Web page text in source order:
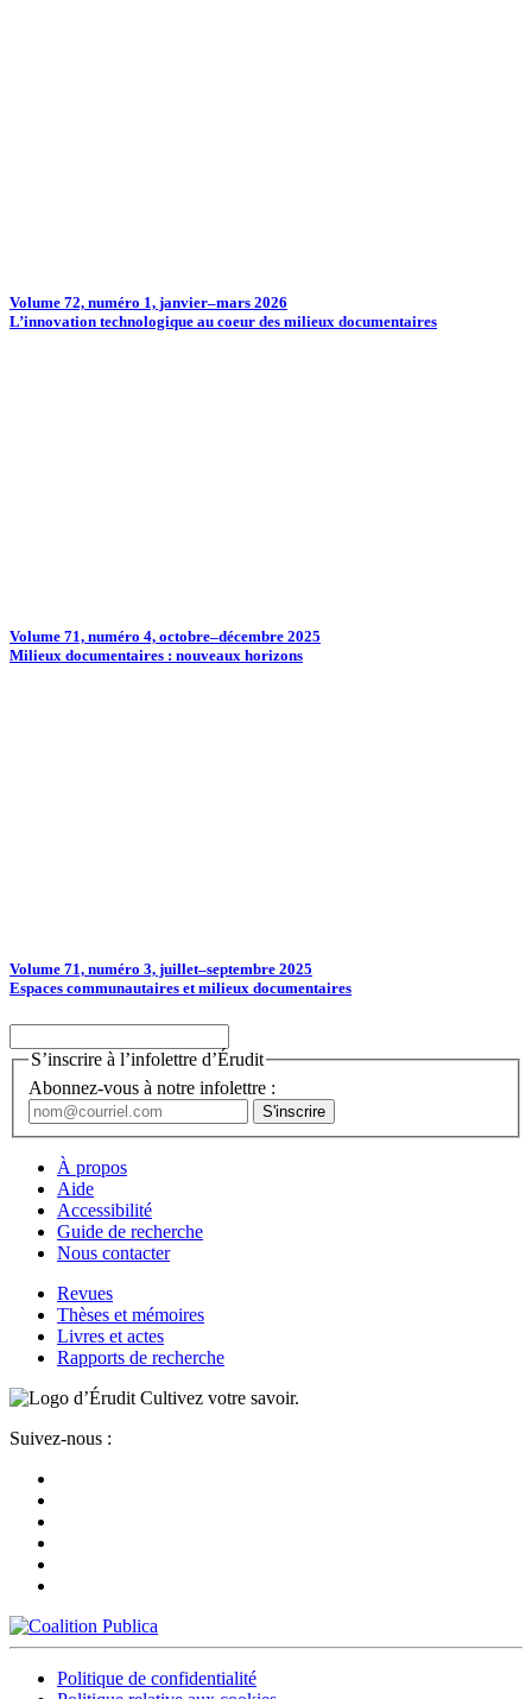
Volume 72, numéro 1, janvier–mars 2026
L’innovation technologique au coeur des milieux documentaires
Volume 71, numéro 4, octobre–décembre 2025
Milieux documentaires : nouveaux horizons
Volume 71, numéro 3, juillet–septembre 2025
Espaces communautaires et milieux documentaires
S’inscrire à l’infolettre d’Érudit
Abonnez-vous à notre infolettre :
À propos
Aide
Accessibilité
Guide de recherche
Nous contacter
Revues
Thèses et mémoires
Livres et actes
Rapports de recherche
Cultivez votre savoir.
Suivez-nous :
Politique de confidentialité